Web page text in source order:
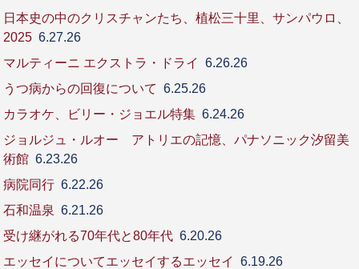
日本史の中のクリスチャンたち、植松三十里、サンパウロ、
2025 6.27.26
マルティーニ エクストラ・ドライ
6.26.26
うつ病からの回復について 6.25.26
カラオケ、ビリー・ジョエル特集 6.24.26
ジョルジュ・ルオー アトリエの記憶、パナソニック汐留美
術館 6.23.26
病院同行 6.22.26
石和温泉 6.21.26
受け継がれる70年代と80年代 6.20.26
エッセイについてエッセイするエッセイ
6.19.26